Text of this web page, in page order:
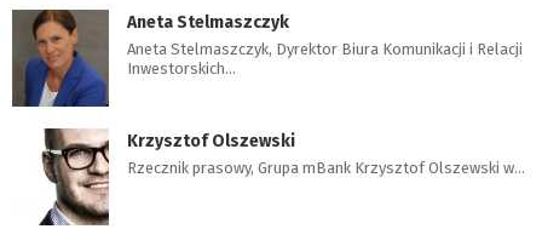
Aneta Stelmaszczyk
Aneta Stelmaszczyk, Dyrektor Biura Komunikacji i Relacji
Inwestorskich…
Krzysztof Olszewski
Rzecznik prasowy, Grupa mBank Krzysztof Olszewski w…